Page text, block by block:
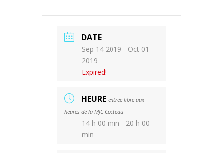
DATE
Sep 14 2019 - Oct 01
2019
Expired!
HEURE entrée libre aux
heures de la MJC Cocteau
14 h 00 min - 20 h 00
min